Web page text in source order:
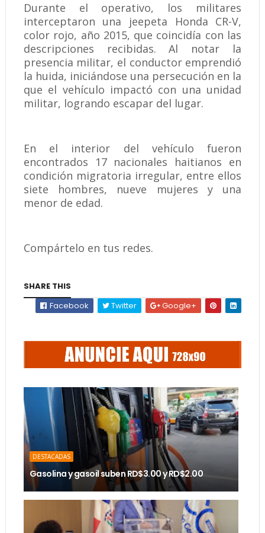
Durante el operativo, los militares
interceptaron una jeepeta Honda CR-V,
color rojo, año 2015, que coincidía con las
descripciones recibidas. Al notar la
presencia militar, el conductor emprendió
la huida, iniciándose una persecución en la
que el vehículo impactó con una unidad
militar, logrando escapar del lugar.
En el interior del vehículo fueron
encontrados 17 nacionales haitianos en
condición migratoria irregular, entre ellos
siete hombres, nueve mujeres y una
menor de edad.
Compártelo en tus redes.
SHARE THIS
Facebook
Twitter Google+
DESTACADAS
Gasolina y gasoil suben RD$3.00 y RD$2.00